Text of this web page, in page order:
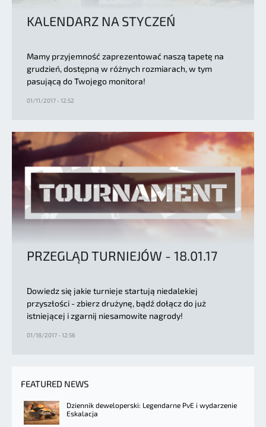
KALENDARZ NA STYCZEŃ
Mamy przyjemność zaprezentować naszą tapetę na
grudzień, dostępną w różnych rozmiarach, w tym
pasującą do Twojego monitora!
01/11/2017 - 12:52
PRZEGLĄD TURNIEJÓW - 18.01.17
Dowiedz się jakie turnieje startują niedalekiej
przyszłości - zbierz drużynę, bądź dołącz do już
istniejącej i zgarnij niesamowite nagrody!
01/18/2017 - 12:56
FEATURED NEWS
Dziennik deweloperski: Legendarne PvE i wydarzenie
Eskalacja